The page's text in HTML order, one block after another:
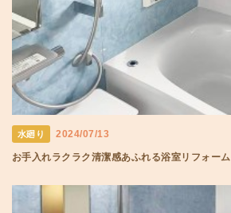
水廻り 2024/07/13
お手入れラクラク清潔感あふれる浴室リフォーム